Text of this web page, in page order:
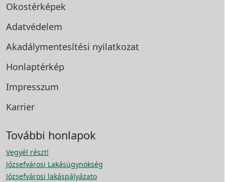
Okostérképek
Adatvédelem
Akadálymentesítési nyilatkozat
Honlaptérkép
Impresszum
Karrier
További honlapok
Vegyél részt!
Józsefvárosi Lakásügynökség
Józsefvárosi lakáspályázato